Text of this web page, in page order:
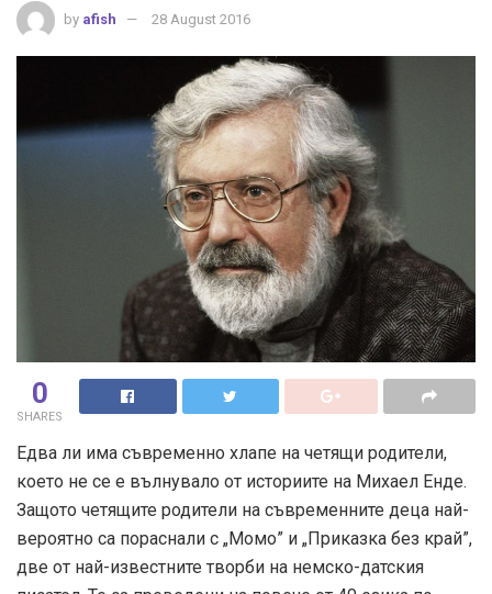
by afish 28 August 2016
0
SHARES
Едва ли има съвременно хлапе на четящи родители,
което не се е вълнувало от историите на Михаел Енде.
Защото четящите родители на съвременните деца най-
вероятно са пораснали с „Момо” и „Приказка без край”,
две от най-известните творби на немско-датския